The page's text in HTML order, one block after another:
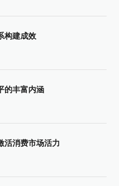
构建成效
的丰富内涵
活消费市场活力